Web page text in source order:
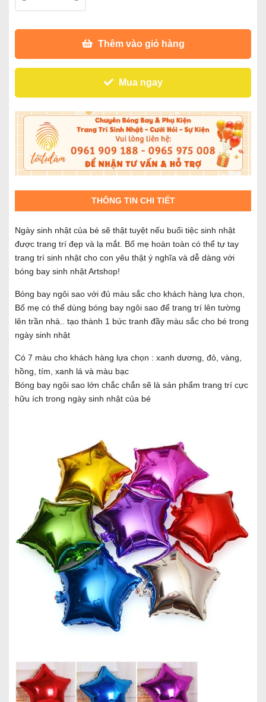
Thêm vào giỏ hàng
Mua ngay
THÔNG TIN CHI TIẾT
Ngày sinh nhật của bé sẽ thật tuyệt nếu buổi tiệc sinh nhật
được trang trí đẹp và lạ mắt. Bố mẹ hoàn toàn có thể tự tay
trang trí sinh nhật cho con yêu thật ý nghĩa và dễ dàng với
bóng bay sinh nhật Artshop!
Bóng bay ngôi sao với đủ màu sắc cho khách hàng lựa chọn,
Bố mẹ có thể dùng bóng bay ngôi sao để trang trí lên tường
lên trần nhà.. tạo thành 1 bức tranh đầy màu sắc cho bé trong
ngày sinh nhật
Có 7 màu cho khách hàng lựa chọn : xanh dương, đỏ, vàng,
hồng, tím, xanh lá và màu bạc
Bóng bay ngôi sao lớn chắc chắn sẽ là sản phẩm trang trí cực
hữu ích trong ngày sinh nhật của bé